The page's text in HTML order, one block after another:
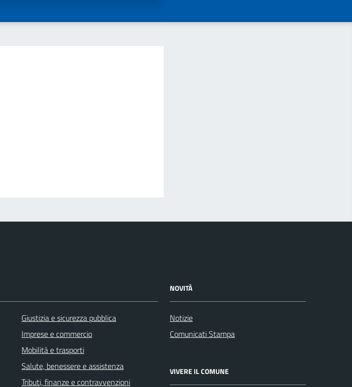
Giustizia e sicurezza pubblica
Imprese e commercio
Mobilità e trasporti
Salute, benessere e assistenza
Tributi, finanze e contravvenzioni
NOVITÀ
Notizie
Comunicati Stampa
VIVERE IL COMUNE